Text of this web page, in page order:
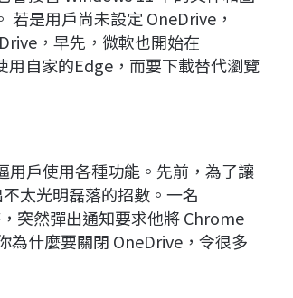
是用戶尚未設定 OneDrive，
，早先，微軟也開始在
自家的Edge，而要下載替代瀏覽
用戶使用各種功能。先前，為了讓
太光明磊落的招數。一名
突然彈出通知要求他將 Chrome
為什麼要關閉 OneDrive，令很多